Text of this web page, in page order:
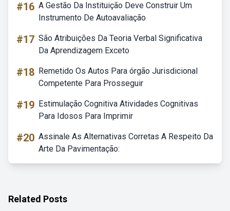
#16 A Gestão Da Instituição Deve Construir Um
Instrumento De Autoavaliação
#17 São Atribuições Da Teoria Verbal Significativa
Da Aprendizagem Exceto
#18 Remetido Os Autos Para órgão Jurisdicional
Competente Para Prosseguir
#19 Estimulação Cognitiva Atividades Cognitivas
Para Idosos Para Imprimir
#20 Assinale As Alternativas Corretas A Respeito Da
Arte Da Pavimentação:
Related Posts